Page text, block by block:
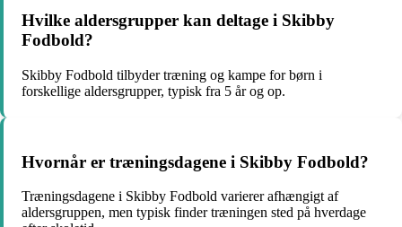
Hvilke aldersgrupper kan deltage i Skibby
Fodbold?
Skibby Fodbold tilbyder træning og kampe for børn i
forskellige aldersgrupper, typisk fra 5 år og op.
Hvornår er træningsdagene i Skibby Fodbold?
Træningsdagene i Skibby Fodbold varierer afhængigt af
aldersgruppen, men typisk finder træningen sted på hverdage